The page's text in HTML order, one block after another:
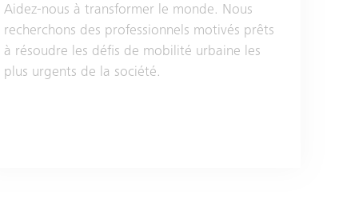
Aidez-nous à transformer le monde. Nous
recherchons des professionnels motivés prêts
à résoudre les défis de mobilité urbaine les
plus urgents de la société.